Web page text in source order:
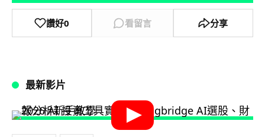
讚好0 看留言 分享
最新影片